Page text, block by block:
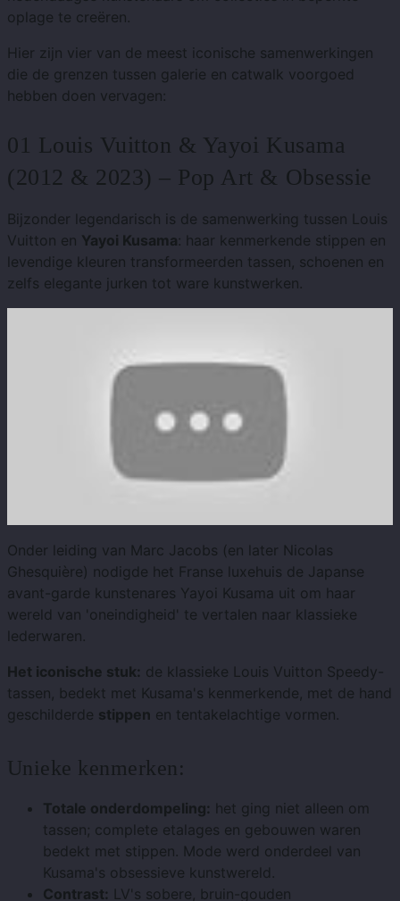
oplage te creëren.
Hier zijn vier van de meest iconische samenwerkingen
die de grenzen tussen galerie en catwalk voorgoed
hebben doen vervagen:
01 Louis Vuitton & Yayoi Kusama
(2012 & 2023) – Pop Art & Obsessie
Bijzonder legendarisch is de samenwerking tussen Louis
Vuitton en Yayoi Kusama: haar kenmerkende stippen en
levendige kleuren transformeerden tassen, schoenen en
zelfs elegante jurken tot ware kunstwerken.
Onder leiding van Marc Jacobs (en later Nicolas
Ghesquière) nodigde het Franse luxehuis de Japanse
avant-garde kunstenares Yayoi Kusama uit om haar
wereld van 'oneindigheid' te vertalen naar klassieke
lederwaren.
Het iconische stuk: de klassieke Louis Vuitton Speedy-
tassen, bedekt met Kusama's kenmerkende, met de hand
geschilderde stippen en tentakelachtige vormen.
Unieke kenmerken:
Totale onderdompeling: het ging niet alleen om
tassen; complete etalages en gebouwen waren
bedekt met stippen. Mode werd onderdeel van
Kusama's obsessieve kunstwereld.
Contrast: LV's sobere, bruin-gouden